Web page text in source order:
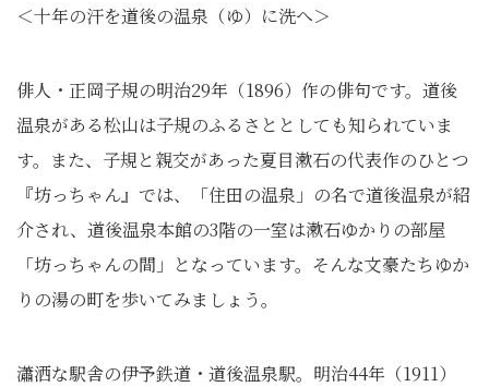
＜十年の汗を道後の温泉（ゆ）に洗へ＞
俳人・正岡子規の明治29年（1896）作の俳句です。道後
温泉がある松山は子規のふるさととしても知られていま
す。また、子規と親交があった夏目漱石の代表作のひとつ
『坊っちゃん』では、「住田の温泉」の名で道後温泉が紹
介され、道後温泉本館の3階の一室は漱石ゆかりの部屋
「坊っちゃんの間」となっています。そんな文豪たちゆか
りの湯の町を歩いてみましょう。
瀟洒な駅舎の伊予鉄道・道後温泉駅。明治44年（1911）